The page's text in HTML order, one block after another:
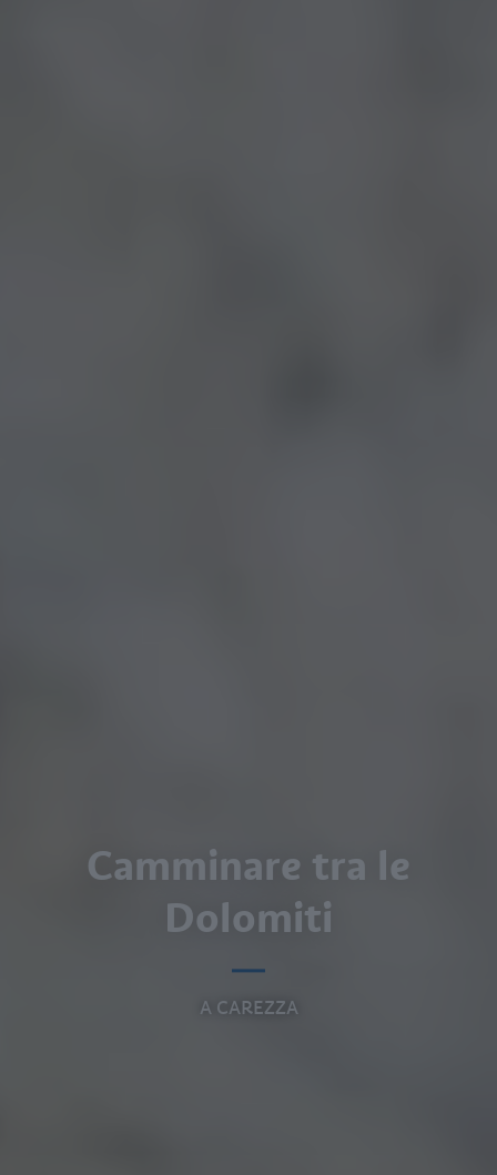
Camminare tra le
Dolomiti
A CAREZZA